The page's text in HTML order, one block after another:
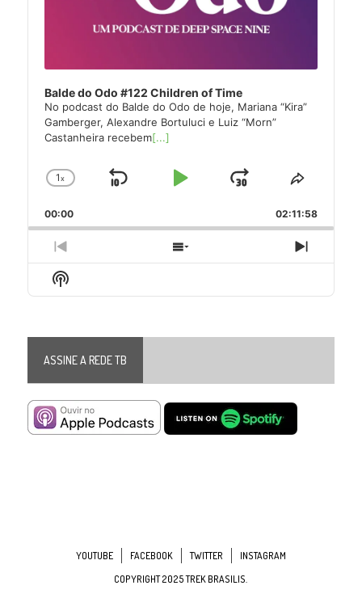
Balde do Odo #122 Children of Time
No podcast do Balde do Odo de hoje, Mariana “Kira”
Gamberger, Alexandre Bortuluci e Luiz “Morn”
Castanheira recebem[...]
Change
Rate
1x
Skip
Play
Jump
Forward
Share
Episode
00:00 02:11:58
Previous
Episode
Show
Episodes
Next
Episode
Show
Podcast
ASSINE A REDE TB
YOUTUBE FACEBOOK TWITTER
INSTAGRAM
COPYRIGHT 2025 TREK BRASILIS.